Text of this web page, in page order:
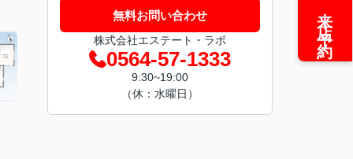
無料お問い合わせ
株式会社エステート・ラボ
0564-57-1333
9:30~19:00
（休：水曜日）
来店予約